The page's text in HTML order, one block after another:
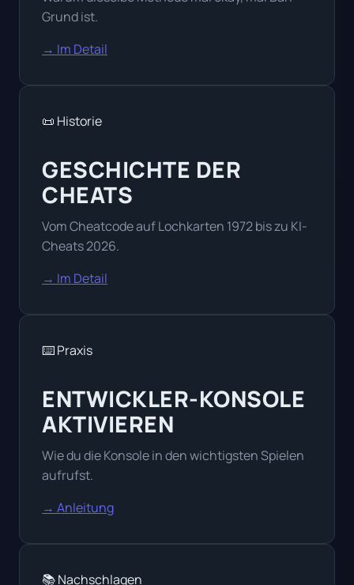
Grund ist.
→ Im Detail
📜 Historie
GESCHICHTE DER
CHEATS
Vom Cheatcode auf Lochkarten 1972 bis zu KI-
Cheats 2026.
→ Im Detail
⌨️ Praxis
ENTWICKLER-KONSOLE
AKTIVIEREN
Wie du die Konsole in den wichtigsten Spielen
aufrufst.
→ Anleitung
📚 Nachschlagen